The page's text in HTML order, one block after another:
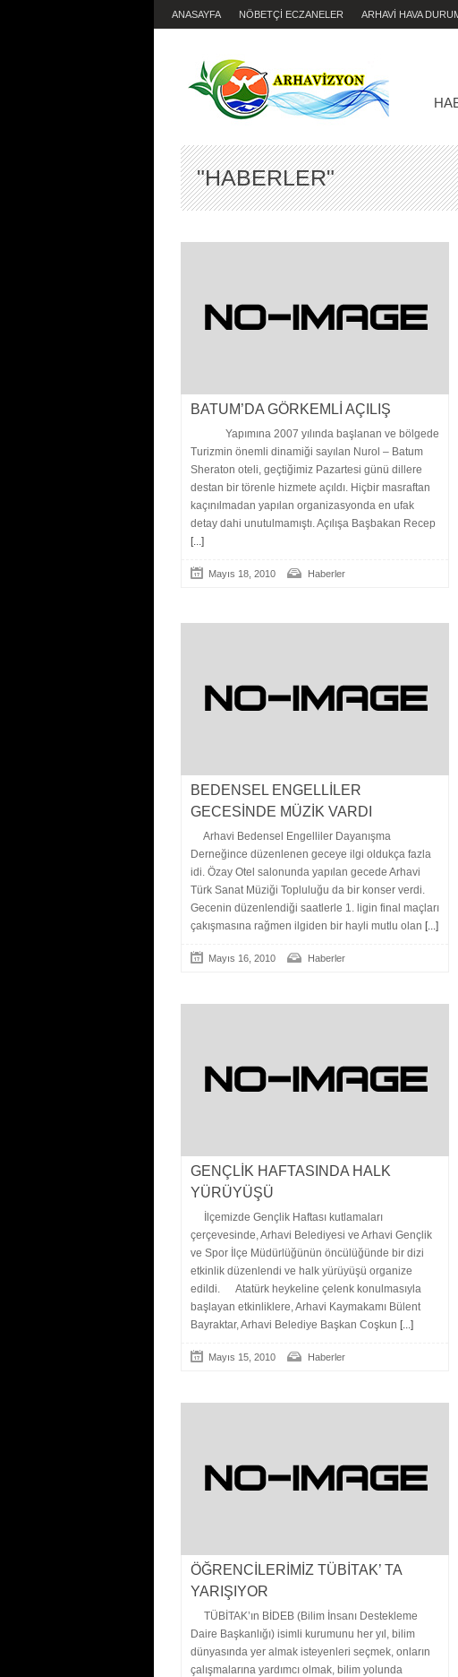
ANASAYFA NÖBETÇİ ECZANELER ARHAVİ HAVA
"HABERLER"
BATUM’DA GÖRKEMLİ AÇILIŞ
Yapımına 2007 yılında başlanan ve bölgede
Turizmin önemli dinamiği sayılan Nurol – Batum
Sheraton oteli, geçtiğimiz Pazartesi günü dillere
destan bir törenle hizmete açıldı. Hiçbir masraftan
kaçınılmadan yapılan organizasyonda en ufak
detay dahi unutulmamıştı. Açılışa Başbakan Recep
[...]
Mayıs 18, 2010 Haberler
BEDENSEL ENGELLİLER
GECESİNDE MÜZİK VARDI
Arhavi Bedensel Engelliler Dayanışma
Derneğince düzenlenen geceye ilgi oldukça fazla
idi. Özay Otel salonunda yapılan gecede Arhavi
Türk Sanat Müziği Topluluğu da bir konser verdi.
Gecenin düzenlendiği saatlerle 1. ligin final maçları
çakışmasına rağmen ilgiden bir hayli mutlu olan [...]
Mayıs 16, 2010 Haberler
GENÇLİK HAFTASINDA HALK
YÜRÜYÜŞÜ
İlçemizde Gençlik Haftası kutlamaları
çerçevesinde, Arhavi Belediyesi ve Arhavi Gençlik
ve Spor İlçe Müdürlüğünün öncülüğünde bir dizi
etkinlik düzenlendi ve halk yürüyüşü organize
edildi. Atatürk heykeline çelenk konulmasıyla
başlayan etkinliklere, Arhavi Kaymakamı Bülent
Bayraktar, Arhavi Belediye Başkan Coşkun [...]
Mayıs 15, 2010 Haberler
ÖĞRENCİLERİMİZ TÜBİTAK’ TA
YARIŞIYOR
TÜBİTAK’ın BİDEB (Bilim İnsanı Destekleme
Daire Başkanlığı) isimli kurumunu her yıl, bilim
dünyasında yer almak isteyenleri seçmek, onların
çalışmalarına yardımcı olmak, bilim yolunda